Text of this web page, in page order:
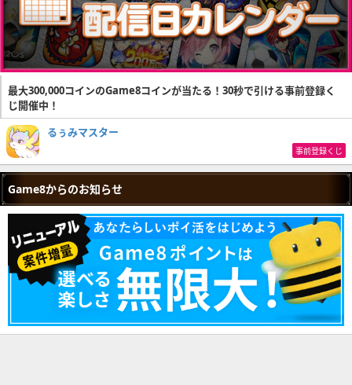
最大300,000コインのGame8コインが当たる！30秒で引ける事前登録く
じ開催中！
るぅみマスター
事前登録くじ
Game8からのお知らせ